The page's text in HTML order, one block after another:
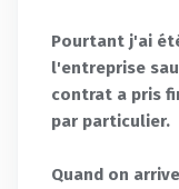
Pourtant j'ai
l'entreprise
contrat a pris
par particulier.
Quand on